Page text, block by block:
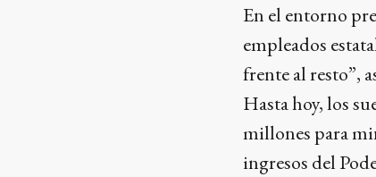
En el entorno
empleados
frente al resto”,
Hasta hoy, los
millones para
ingresos del